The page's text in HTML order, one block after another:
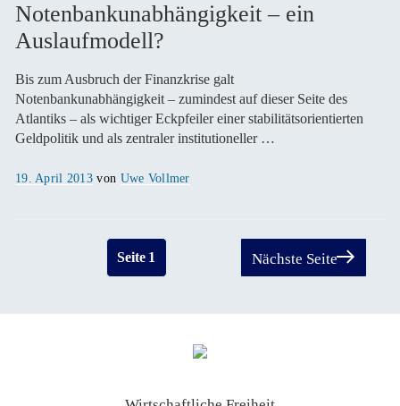
Notenbankunabhängigkeit – ein
Auslaufmodell?
Bis zum Ausbruch der Finanzkrise galt
Notenbankunabhängigkeit – zumindest auf dieser Seite des
Atlantiks – als wichtiger Eckpfeiler einer stabilitätsorientierten
Geldpolitik und als zentraler institutioneller …
Veröffentlicht
19. April 2013 von Uwe Vollmer
Seitennummerierung
Seite1 Nächste Seite